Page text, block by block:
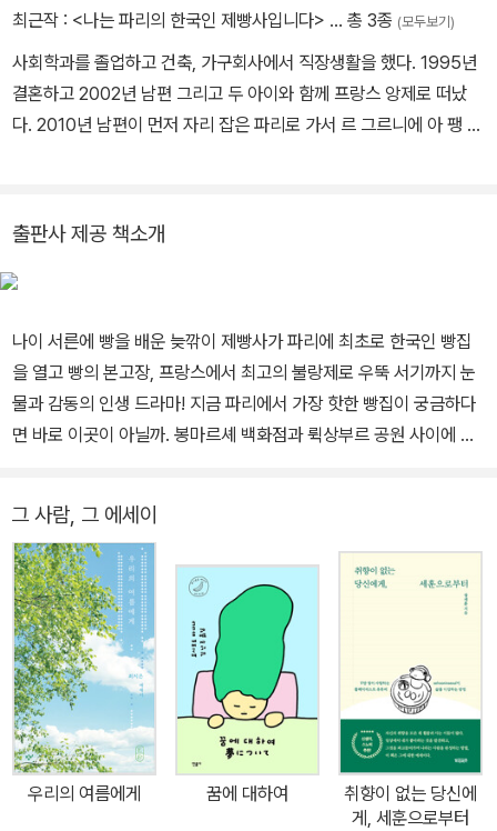
입상했다. 2019년 3월 파리 6구에 자신의 이름을 내건 브랜드 빵집
수상했다. 이후 크루아상 콩쿠르 Top10에 올라 프랑스 유명제과제
빵 콩쿠르의 그랜드 슬램을 달성하는 기록을 세웠다.
최근작 : <나는 파리의 한국인 제빵사입니다> … 총 3종 (모두보기)
사회학과를 졸업하고 건축, 가구회사에서 직장생활을 했다. 1995년
결혼하고 2002년 남편 그리고 두 아이와 함께 프랑스 앙제로 떠났
다. 2010년 남편이 먼저 자리 잡은 파리로 가서 르 그르니에 아 팽 라
사로잡았다. 좋은 재료로 정성껏 만든 빵이 프랑스를 넘어 한국 사람
들에게도 사랑받기를 꿈꾸며 한국의 밀레앙 2호점 론칭을 진두지휘
출판사 제공 책소개
나이 서른에 빵을 배운 늦깎이 제빵사가 파리에 최초로 한국인 빵집
을 열고 빵의 본고장, 프랑스에서 최고의 불랑제로 우뚝 서기까지 눈
물과 감동의 인생 드라마! 지금 파리에서 가장 핫한 빵집이 궁금하다
면 바로 이곳이 아닐까. 봉마르셰 백화점과 뤽상부르 공원 사이에 위
년 전, 가족과 함께 프랑스에 제과제빵 유학을 와서, 파리 최초로 한국
인 빵집을 열었다. 그리고 프랑스 제과제빵 콩쿠르의 그랜드 슬램을
달성했다. <르 몽드>, <르 피가로>, <르 파리지앵> 등 프랑스의 주
요 언론이 앞다퉈 이 소식을 다루었다. 서른의 늦은 나이에 제과제빵
에 입문한 그는 어떻게 파리지앵을 매혹시킨 빵을 만드는 불랑제가
될 수 있었을까? 그의 성공 뒤에는 빵에 대한 열정뿐만 아니라 이민
자 가족으로 치열하게 살아온 20여 년의 못다한 이야기가 숨어 있다.
전통 바게트 Top 8, 크루아상 Top10, 프랑스의 국민 디저트 플랑
그랑프리까지 한국인 최초로 제과제빵 콩쿠르의 그랜드 슬램을 달성
그 사람, 그 에세이
우리의 여름에게 꿈에 대하여
취향이 없는 당신에
게, 세훈으로부터